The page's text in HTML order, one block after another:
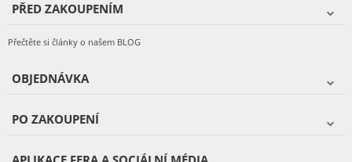
PŘED ZAKOUPENÍM
Přečtěte si články o našem BLOG
OBJEDNÁVKA
PO ZAKOUPENÍ